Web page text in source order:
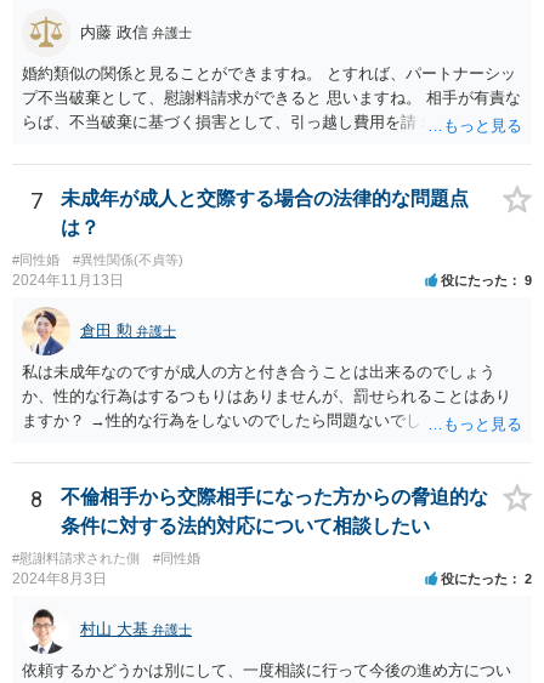
内藤 政信 弁護士
婚約類似の関係と見ることができますね。 とすれば、パートナーシッ
プ不当破棄として、慰謝料請求ができると 思いますね。 相手が有責な
らば、不当破棄に基づく損害として、引っ越し費用を請 求できるよう
7
未成年が成人と交際する場合の法律的な問題点
は？
#同性婚 #異性関係(不貞等)
2024年11月13日 役にたった 9
倉田 勲 弁護士
私は未成年なのですが成人の方と付き合うことは出来るのでしょう
か、性的な行為はするつもりはありませんが、罰せられることはあり
ますか？ →性的な行為をしないのでしたら問題ないでしょう
8
不倫相手から交際相手になった方からの脅迫的な
条件に対する法的対応について相談したい
#慰謝料請求された側 #同性婚
2024年8月3日 役にたった 2
村山 大基 弁護士
依頼するかどうかは別にして、一度相談に行って今後の進め方につい